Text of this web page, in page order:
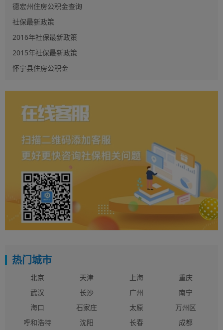
德宏州住房公积金查询
社保最新政策
2016年社保最新政策
2015年社保最新政策
怀宁县住房公积金
热门城市
北京 天津 上海
重庆
武汉
长沙 广州
南宁
海口
石家庄 太原
万州区
呼和浩特
沈阳 长春
成都